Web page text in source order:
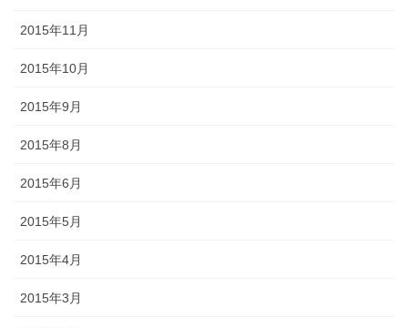
2015年11月
2015年10月
2015年9月
2015年8月
2015年6月
2015年5月
2015年4月
2015年3月